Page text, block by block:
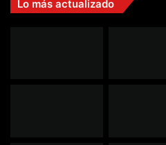
Lo más actualizado